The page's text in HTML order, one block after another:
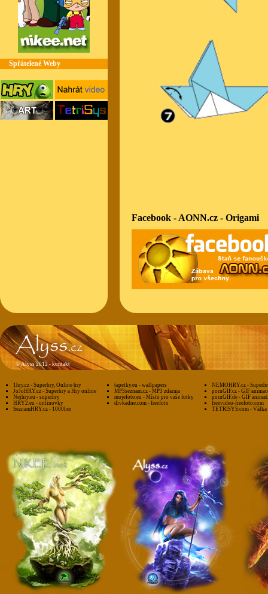
Spřátelené Weby
Facebook - AONN.cz - Origami
©Alyss 2012 - kontakt
1hry.cz - Superhry, Online hry
JoJoHRY.cz - Superhry a Hry online
Nejhry.eu - superhry
HRY2.eu - onlinovky
SeznamHRY.cz - 1000her
tapetky.eu - wallpapers
MP3seznam.cz - MP3 zdarma
mojefoto.eu - Místo pro vaše fotky
divkadne.com - freefoto
NEMOHRY.cz -
pornGIF.cz - GIF
pornGIF.de - GIF
freevideo-freefoto.com
TETRISYS.com - Válka